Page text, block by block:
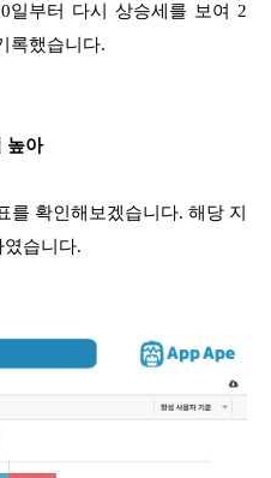
일부터 다시 상승세를 보여 2
록했습니다.
높아
를 확인해보겠습니다. 해당 지
였습니다.